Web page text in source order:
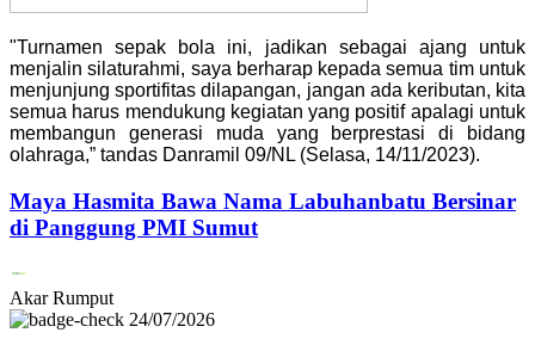
"Turnamen sepak bola ini, jadikan sebagai ajang untuk
menjalin silaturahmi, saya berharap kepada semua tim untuk
menjunjung sportifitas dilapangan, jangan ada keributan, kita
semua harus mendukung kegiatan yang positif apalagi untuk
membangun generasi muda yang berprestasi di bidang
olahraga,” tandas Danramil 09/NL (Selasa, 14/11/2023).
Maya Hasmita Bawa Nama Labuhanbatu Bersinar
di Panggung PMI Sumut
Akar Rumput
24/07/2026